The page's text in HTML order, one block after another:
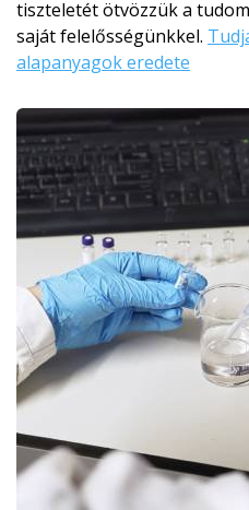
tiszteletét ötvözzük a
saját felelősségünkkel.
alapanyagok eredete